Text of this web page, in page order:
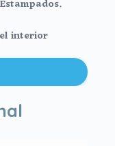
interior
no lleven la